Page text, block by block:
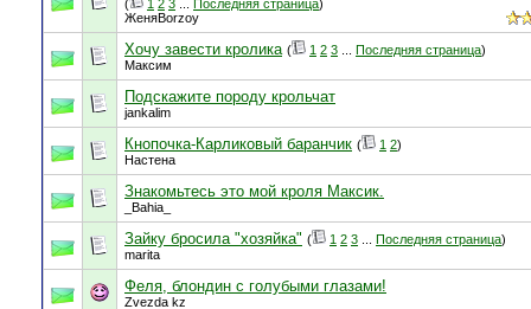
( 1 2 3 Последняя страница)
ЖеняBorzoy
Хочу завести кролика ( 1 2 3 Последняя страница)
Максим
Подскажите породу крольчат
jankalim
Кнопочка-Карликовый баранчик ( 1 2)
Настена
Знакомьтесь это мой кроля Максик.
_Bahia_
Зайку бросила "хозяйка" ( 1 2 3 Последняя страница)
marita
Феля, блондин с голубыми глазами!
Zvezda kz